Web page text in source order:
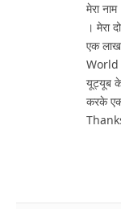
मेरा
। मेरा
एक
World
यूट्यूब
करके